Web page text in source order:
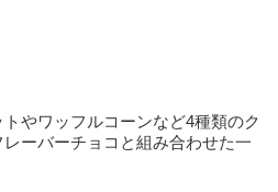
やワッフルコーンなど4種類のク
ーバーチョコと組み合わせた一